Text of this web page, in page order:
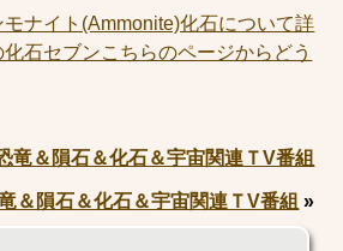
ナイト(Ammonite)化石について詳
石セブンこちらのページからどう
竜＆隕石＆化石＆宇宙関連ＴV番組
＆隕石＆化石＆宇宙関連ＴV番組 »